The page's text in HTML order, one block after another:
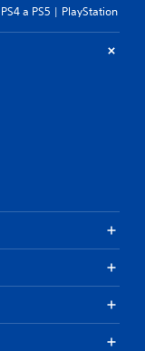
a PS5 | PlayStation